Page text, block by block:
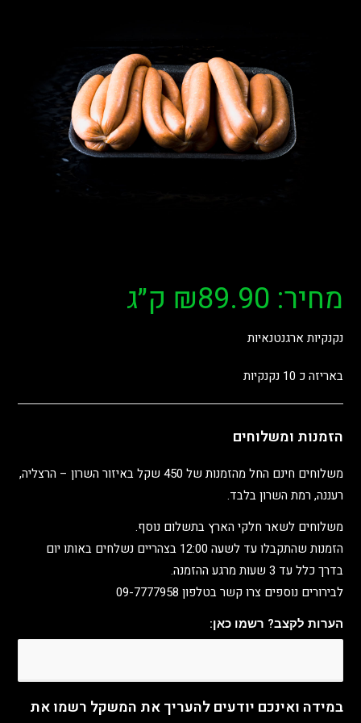
מחיר: ₪89.90 ק״ג
נקנקיות ארגנטנאיות
באריזה כ 10 נקנקיות
הזמנות ומשלוחים
משלוחים חינם החל מהזמנות של 450 שקל באיזור השרון – הרצליה,
רעננה, רמת השרון בלבד.
משלוחים לשאר חלקי הארץ בתשלום נוסף.
הזמנות שהתקבלו עד לשעה 12:00 בצהריים נשלחים באותו יום
בדרך כלל עד 3 שעות מרגע ההזמנה.
לבירורים נוספים צרו קשר בטלפון 09-7777958
הערות לקצב? רשמו כאן:
במידה ואינכם יודעים להעריך את המשקל רשמו את